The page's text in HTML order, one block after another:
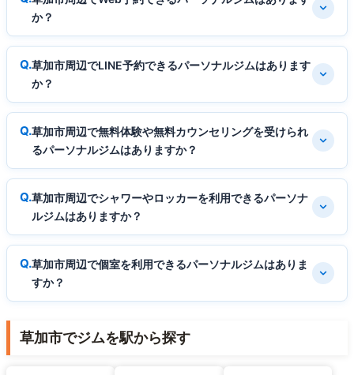
か？
草加市周辺でLINE予約できるパーソナルジムはあります
か？
草加市周辺で無料体験や無料カウンセリングを受けられ
るパーソナルジムはありますか？
草加市周辺でシャワーやロッカーを利用できるパーソナ
ルジムはありますか？
草加市周辺で個室を利用できるパーソナルジムはありま
すか？
草加市でジムを駅から探す